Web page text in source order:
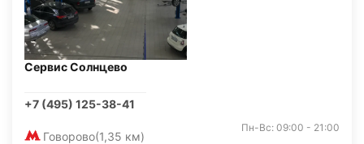
Сервис Солнцево
+7 (495) 125-38-41
Говорово(1,35 км)
Пн-Вс: 09:00 - 21:00